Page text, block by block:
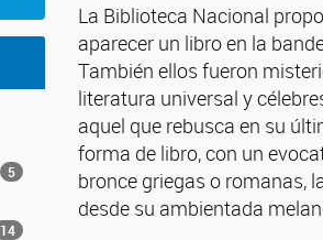
5
14
La Biblioteca Nacional
aparecer un libro en la
También ellos fueron
literatura universal y
aquel que rebusca en su
forma de libro, con un
bronce griegas o romanas,
desde su ambientada